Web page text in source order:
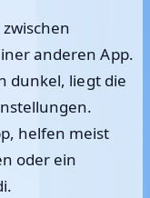
anderen App.
dunkel, liegt die
helfen meist
oder ein